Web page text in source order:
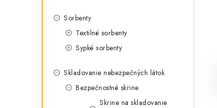
Sorbenty
Textilné sorbenty
Sypké sorbenty
Skladovanie nebezpečných látok
Bezpečnostné skrine
Skrine na skladovanie